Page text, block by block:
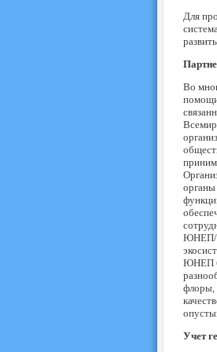
Для
Во
ЮНЕП/
ЮНЕП
флоры,
Учет